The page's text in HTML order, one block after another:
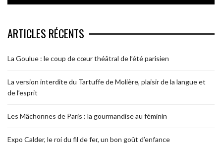
ARTICLES RÉCENTS
La Goulue : le coup de cœur théâtral de l’été parisien
La version interdite du Tartuffe de Molière, plaisir de la langue et
de l’esprit
Les Mâchonnes de Paris : la gourmandise au féminin
Expo Calder, le roi du fil de fer, un bon goût d’enfance